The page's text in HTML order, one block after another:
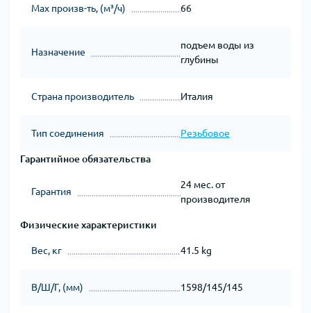
Мах произв-ть, (м³/ч) 66
Назначение
подъем воды из
глубины
Страна производитель Италия
Тип соединения Резьбовое
Гарантийное обязательства
Гарантия
24 мес. от
производителя
Физические характеристики
Вес, кг 41.5 kg
В/Ш/Г, (мм) 1598/145/145